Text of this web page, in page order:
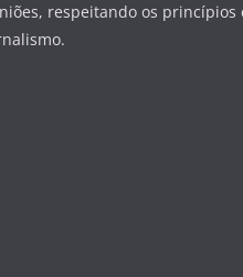
respeitando os princípios